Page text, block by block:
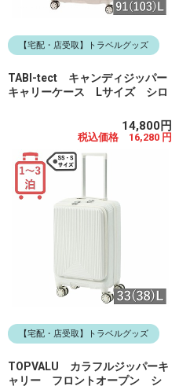
【宅配・店受取】トラベルグッズ
TABI-tect キャンディジッパー
キャリーケース Lサイズ シロ
14,800円
税込価格 16,280 円
【宅配・店受取】トラベルグッズ
TOPVALU カラフルジッパーキ
ャリー フロントオープン シ